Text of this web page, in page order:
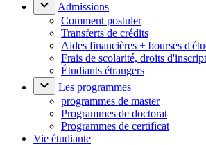
Admissions
Comment postuler
Transferts de crédits
Aides financières + bourses
Frais de scolarité, droits
Étudiants étrangers
Les programmes
programmes de master
Programmes de doctorat
Programmes de certificat
Vie étudiante